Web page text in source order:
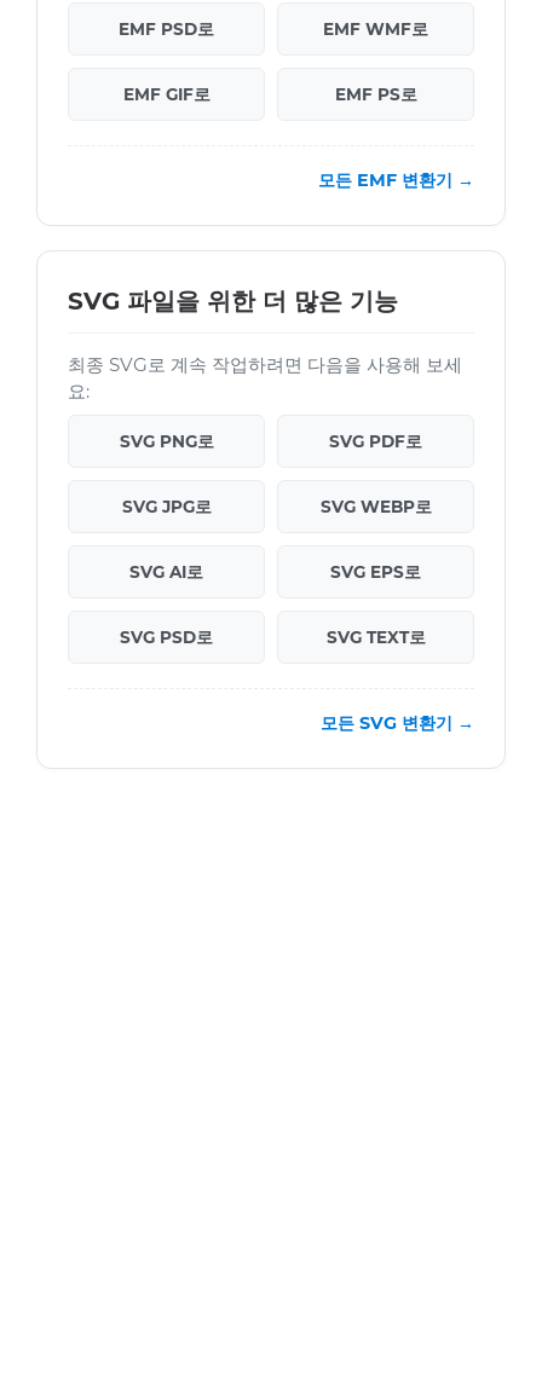
EMF PSD로 EMF WMF로
EMF GIF로 EMF PS로
모든 EMF 변환기 →
SVG 파일을 위한 더 많은 기능
최종 SVG로 계속 작업하려면 다음을 사용해 보세
요:
SVG PNG로 SVG PDF로
SVG JPG로 SVG WEBP로
SVG AI로 SVG EPS로
SVG PSD로 SVG TEXT로
모든 SVG 변환기 →